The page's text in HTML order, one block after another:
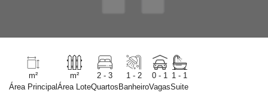
m²
Área Principal
m²
Área Lote
2 - 3
Quartos
1 - 2
Banheiro
0 - 1
Vagas
1 - 1
Suite